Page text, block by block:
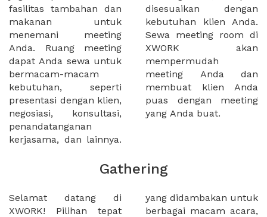
fasilitas tambahan dan
makanan untuk
menemani meeting
Anda. Ruang meeting
dapat Anda sewa untuk
bermacam-macam
kebutuhan, seperti
presentasi dengan klien,
negosiasi, konsultasi,
penandatanganan
kerjasama, dan lainnya.
disesuaikan dengan
kebutuhan klien Anda.
Sewa meeting room di
XWORK akan
mempermudah
meeting Anda dan
membuat klien Anda
puas dengan meeting
yang Anda buat.
Gathering
Selamat datang di
XWORK! Pilihan tepat
yang didambakan untuk
berbagai macam acara,